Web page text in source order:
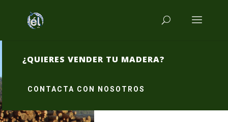
¿QUIERES VENDER TU MADERA?
CONTACTA CON NOSOTROS